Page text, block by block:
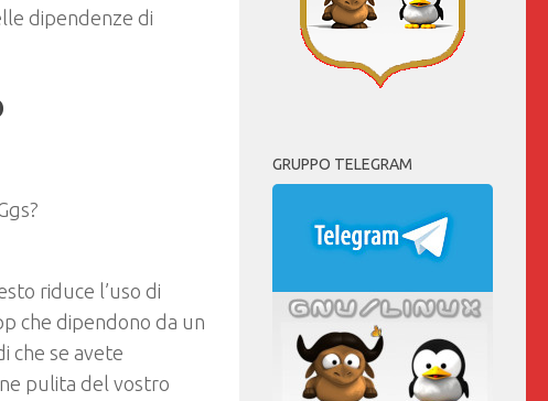
dipendenze di
riduce l’uso di
che dipendono da un
che se avete
pulita del vostro
GRUPPO TELEGRAM